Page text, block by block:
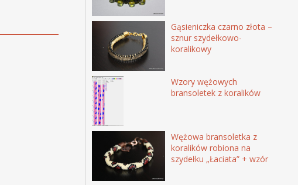
Gąsieniczka czarno złota –
sznur szydełkowo-
koralikowy
Wzory wężowych
bransoletek z koralików
Wężowa bransoletka z
koralików robiona na
szydełku „Łaciata” + wzór